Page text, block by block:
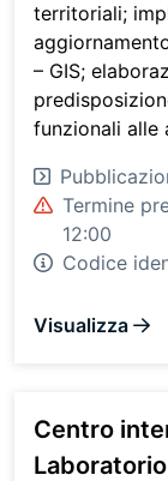
territoriali;
– GIS;
funzionali alle
Termine
12:00
Codice
Visualizza
Centro